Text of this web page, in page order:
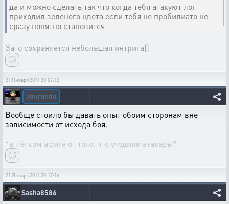
да и можно сделать так что когда тебя атакуют лог
приходил зеленого цвета если тебя не пробилиато не
сразу понятно становится
Зато сохраняется небольшая интрига))
21 Января 2011 20:07:12
Jourando
Вообще стоило бы давать опыт обоим сторонам вне
зависимости от исхода боя.
*в лёгком афиге от того, что учудили атакеры*
21 Января 2011 20:17:16
Sasha8586